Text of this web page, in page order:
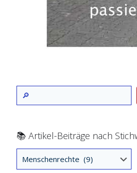
📚 Artikel-Beiträge nach